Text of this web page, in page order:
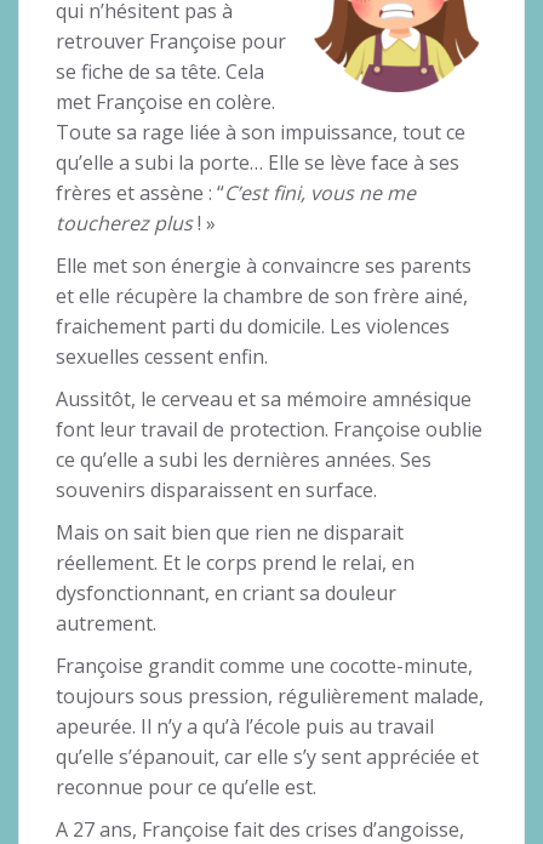
qui n’hésitent pas à
retrouver Françoise pour
se fiche de sa tête. Cela
met Françoise en colère.
Toute sa rage liée à son impuissance, tout ce
qu’elle a subi la porte… Elle se lève face à ses
frères et assène : “C’est fini, vous ne me
toucherez plus! »
Elle met son énergie à convaincre ses parents
et elle récupère la chambre de son frère ainé,
fraichement parti du domicile. Les violences
sexuelles cessent enfin.
Aussitôt, le cerveau et sa mémoire amnésique
font leur travail de protection. Françoise oublie
ce qu’elle a subi les dernières années. Ses
souvenirs disparaissent en surface.
Mais on sait bien que rien ne disparait
réellement. Et le corps prend le relai, en
dysfonctionnant, en criant sa douleur
autrement.
Françoise grandit comme une cocotte-minute,
toujours sous pression, régulièrement malade,
apeurée. Il n’y a qu’à l’école puis au travail
qu’elle s’épanouit, car elle s’y sent appréciée et
reconnue pour ce qu’elle est.
A 27 ans, Françoise fait des crises d’angoisse,